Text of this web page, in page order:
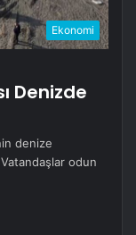
Ekonomi
Denizde
denize
odun